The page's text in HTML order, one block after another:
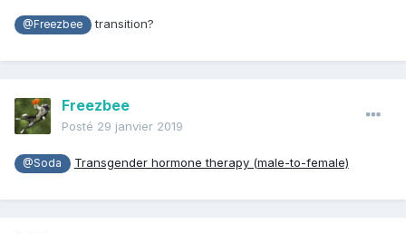
@Freezbee transition?
Freezbee
Posté 29 janvier 2019
@Soda Transgender hormone therapy (male-to-female)